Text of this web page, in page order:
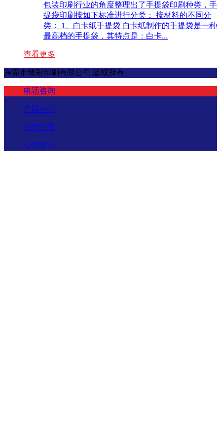
包装印刷行业的角度整理出了手提袋印刷种类，手
提袋印刷按如下标准进行分类： 按材料的不同分
类： 1、白卡纸手提袋 白卡纸制作的手提袋是一种
最高档的手提袋，其特点是：白卡...
查看更多
东莞市臻彩印刷有限公司 版权所有
电话咨询
产品中心
公司位置
公司简介